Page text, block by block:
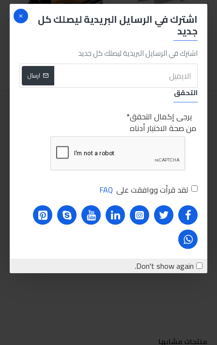
اشترك في الرسايل البريدية ليصلك كل
جديد
اشترك في الرسايل البريدية ليصلك كل جديد
ارسال
التحقق
يرجى إكمال التحقق
من صحة الاختبار أدناه
لقد قرأت ووافقت على FAQ
Don't show again.
طقم صلب معجون صاج 4 قطع
30.00LE
اضافة للسلة
فرشة تنظيف دواخل السيارة وفتحات التكييف
اضافة للسلة
منتجات مشابها